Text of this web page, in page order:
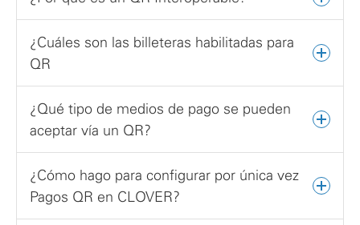
¿Cuáles son las billeteras habilitadas para
QR
¿Qué tipo de medios de pago se pueden
aceptar vía un QR?
¿Cómo hago para configurar por única vez
Pagos QR en CLOVER?